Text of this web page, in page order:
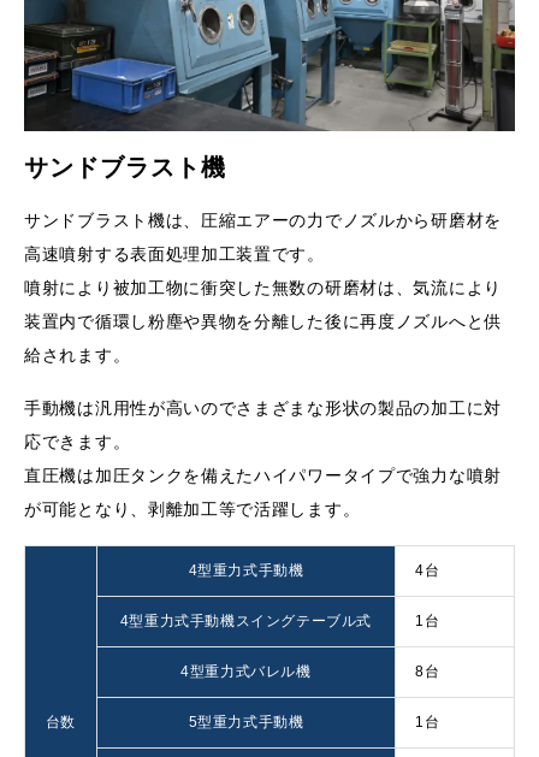
サンドブラスト機
サンドブラスト機は、圧縮エアーの力でノズルから研磨材を
高速噴射する表面処理加工装置です。
噴射により被加工物に衝突した無数の研磨材は、気流により
装置内で循環し粉塵や異物を分離した後に再度ノズルへと供
給されます。
手動機は汎用性が高いのでさまざまな形状の製品の加工に対
応できます。
直圧機は加圧タンクを備えたハイパワータイプで強力な噴射
が可能となり、剥離加工等で活躍します。
台数
4型重力式手動機 4台
4型重力式手動機スイングテーブル式 1台
4型重力式バレル機 8台
5型重力式手動機 1台